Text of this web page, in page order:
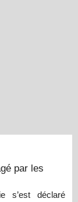
par les
s’est déclaré